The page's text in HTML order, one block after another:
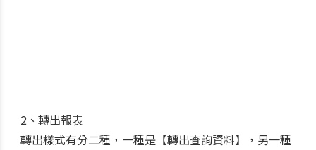
2、轉出報表
轉出樣式有分二種，一種是【轉出查詢資料】，另一種